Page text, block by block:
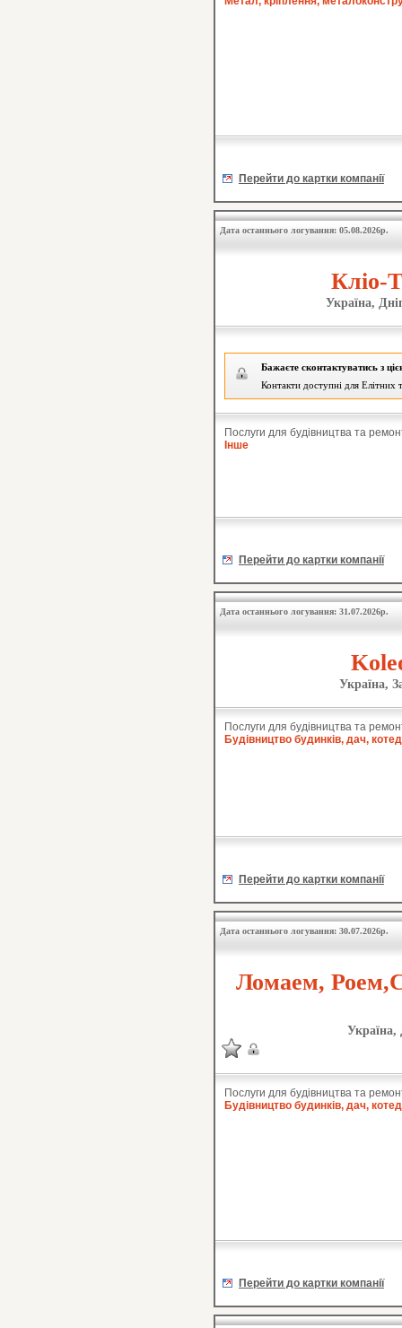
Перейти до картки компанії
Дата останнього логування: 05.08.2026р.
Кліо-
Україна,
Бажаєте сконтактуватись з
Контакти доступні для Елітних
Послуги для будівництва та
Інше
Перейти до картки компанії
Дата останнього логування: 31.07.2026р.
Україна,
Послуги для будівництва та
Будівництво будинків, дач,
Перейти до картки компанії
Дата останнього логування: 30.07.2026р.
Ломаем,
Україна,
Послуги для будівництва та
Будівництво будинків, дач,
Перейти до картки компанії